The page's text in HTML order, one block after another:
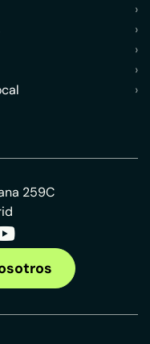
›
›
›
›
›
259C